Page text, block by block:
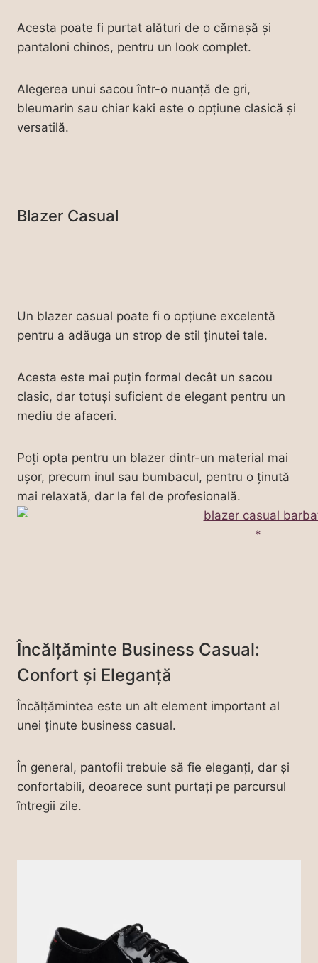
Acesta poate fi purtat alături de o cămașă și
pantaloni chinos, pentru un look complet.
Alegerea unui sacou într-o nuanță de gri,
bleumarin sau chiar kaki este o opțiune clasică și
versatilă.
Blazer Casual
Un blazer casual poate fi o opțiune excelentă
pentru a adăuga un strop de stil ținutei tale.
Acesta este mai puțin formal decât un sacou
clasic, dar totuși suficient de elegant pentru un
mediu de afaceri.
Poți opta pentru un blazer dintr-un material mai
ușor, precum inul sau bumbacul, pentru o ținută
mai relaxată, dar la fel de profesională.
Încălțăminte Business Casual:
Confort și Eleganță
Încălțămintea este un alt element important al
unei ținute business casual.
În general, pantofii trebuie să fie eleganți, dar și
confortabili, deoarece sunt purtați pe parcursul
întregii zile.